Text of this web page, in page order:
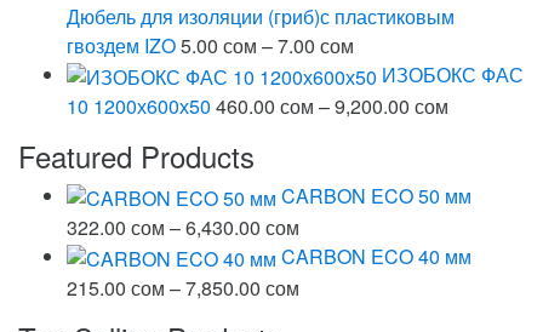
–
12.00 сом
Дюбель для изоляции (гриб)с пластиковым
гвоздем IZO5.00 сом –7.00 сом
цен:
5.00 сом
ИЗОБОКС ФАС
10 1200х600х50 460.00 сом –9,200.00 сом
–
Featured Products
CARBON ECO 50 мм
322.00 сом –6,430.00 сом
цен:
CARBON ECO 40 мм
215.00 сом –7,850.00 сом